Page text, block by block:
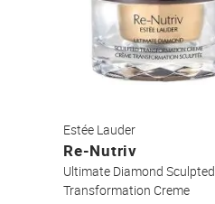
Estée Lauder
Re-Nutriv
Ultimate Diamond Sculpted
Transformation Creme